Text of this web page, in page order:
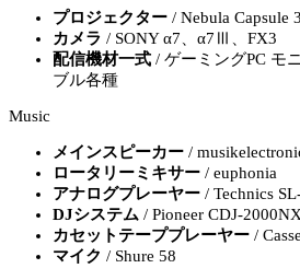
プロジェクター / Nebula Capsule
カメラ / SONY α7、α7Ⅲ、FX3
配信機材一式 / ゲーミングPC モ
ブル各種
Music
メインスピーカー /
ロータリーミキサー / euphonia
アナログプレーヤー / Technics
DJシステム / Pioneer CDJ-
カセットテーププレーヤー /
マイク / Shure 58